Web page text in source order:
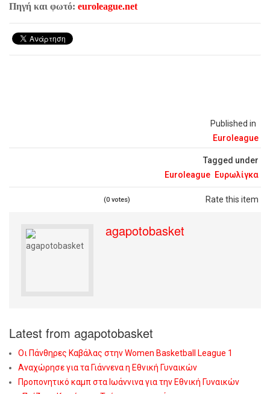
Published in
Euroleague
Tagged under
Euroleague Ευρωλίγκα
Rate this item
(0 votes)
Πηγή και φωτό: euroleague.net
agapotobasket
Latest from agapotobasket
Οι Πάνθηρες Καβάλας στην Women Basketball League 1
Αναχώρησε για τα Γιάννενα η Εθνική Γυναικών
Προπονητικό καμπ στα Ιωάννινα για την Εθνική Γυναικών